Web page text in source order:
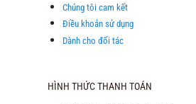
Chúng tôi cam kết
Điều khoản sử dụng
Dành cho đối tác
HÌNH THỨC THANH TOÁN